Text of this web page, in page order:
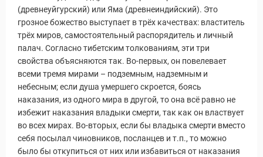
(древнеуйгурский) или Яма (древнеиндийский). Это
грозное божество выступает в трёх качествах: властитель
трёх миров, самостоятельный распорядитель и личный
палач. Согласно тибетским толкованиям, эти три
свойства объясняются так. Во-первых, он повелевает
всеми тремя мирами – подземным, надземным и
небесным; если душа умершего скроется, боясь
наказания, из одного мира в другой, то она всё равно не
избежит наказания владыки смерти, так как он властвует
во всех мирах. Во-вторых, если бы владыка смерти вместо
себя посылал чиновников, посланцев и т.п., то можно
было бы откупиться от них или избавиться от наказания